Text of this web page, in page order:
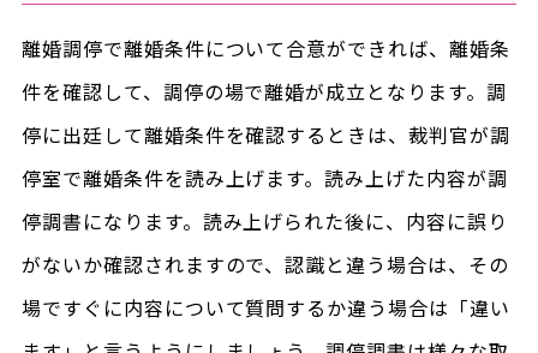
離婚調停で離婚条件について合意ができれば、離婚条
件を確認して、調停の場で離婚が成立となります。調
停に出廷して離婚条件を確認するときは、裁判官が調
停室で離婚条件を読み上げます。読み上げた内容が調
停調書になります。読み上げられた後に、内容に誤り
がないか確認されますので、認識と違う場合は、その
場ですぐに内容について質問するか違う場合は「違い